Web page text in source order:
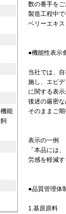
数の番手を
製造工程中
ベリーエキ
●機能性表示
当社では、
施し、エビ
に関する表
後述の厳密
そのままご期
表示の一例
「本品には
労感を軽減
●品質管理体
1.基原原料
能